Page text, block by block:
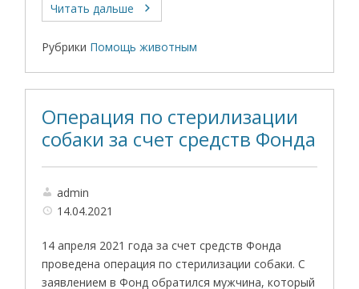
Читать дальше
Рубрики Помощь животным
Операция по стерилизации
собаки за счет средств Фонда
admin
14.04.2021
14 апреля 2021 года за счет средств Фонда
проведена операция по стерилизации собаки. С
заявлением в Фонд обратился мужчина, который